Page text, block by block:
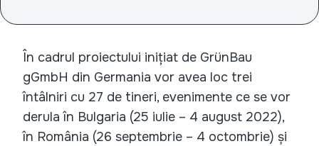
În cadrul proiectului inițiat de GrünBau
gGmbH din Germania vor avea loc trei
întâlniri cu 27 de tineri, evenimente ce se vor
derula în Bulgaria (25 iulie – 4 august 2022),
în România (26 septembrie – 4 octombrie) și